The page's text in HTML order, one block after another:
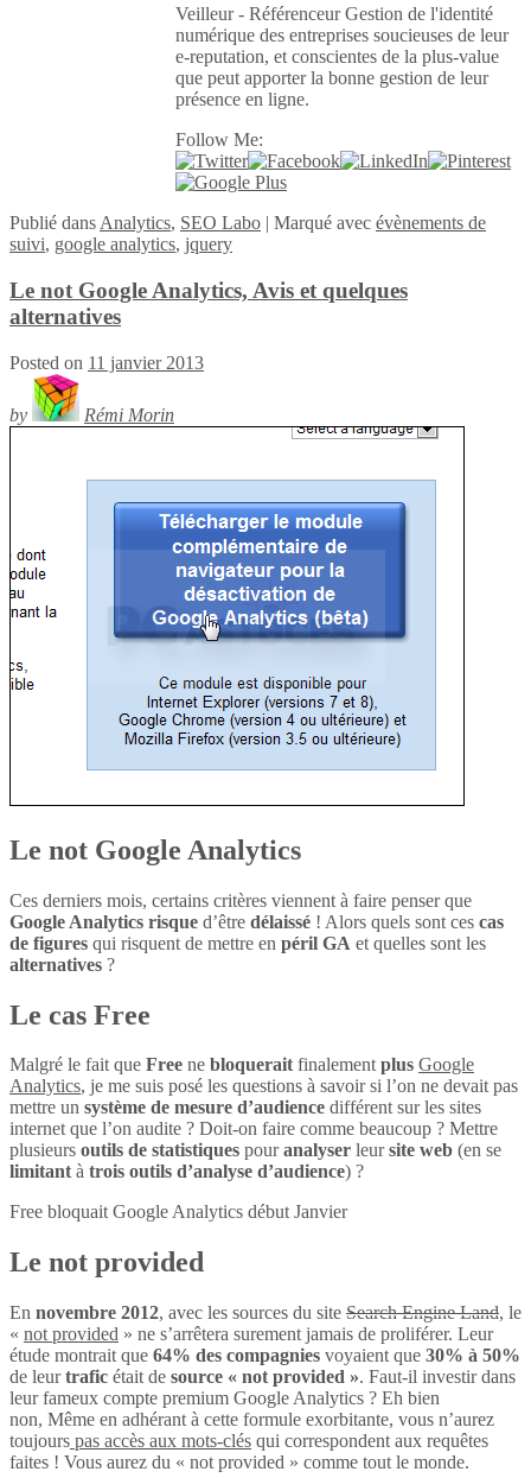
Veilleur - Référenceur Gestion de l'identité
numérique des entreprises soucieuses de leur
e-reputation, et conscientes de la plus-value
que peut apporter la bonne gestion de leur
présence en ligne.
Follow Me:
Publié dans Analytics, SEO Labo | Marqué avec évènements de
suivi, google analytics, jquery
Le not Google Analytics, Avis et quelques
alternatives
Posted on 11 janvier 2013
by Rémi Morin
Le not Google Analytics
Ces derniers mois, certains critères viennent à faire penser que
Google Analytics risque d’être délaissé ! Alors quels sont ces cas
de figures qui risquent de mettre en péril GA et quelles sont les
alternatives ?
Le cas Free
Malgré le fait que Free ne bloqueraitfinalementplus Google
Analytics, je me suis posé les questions à savoir si l’on ne devait pas
mettre un système de mesure d’audience différent sur les sites
internet que l’on audite ? Doit-on faire comme beaucoup ? Mettre
plusieurs outils de statistiques pouranalyser leursite web (en se
limitantà trois outils d’analyse d’audience) ?
Free bloquait Google Analytics début Janvier
Le not provided
En novembre 2012, avec les sources du site Search Engine Land, le
« not provided » ne s’arrêtera surement jamais de proliférer. Leur
étude montrait que 64% des compagnies voyaient que 30% à 50%
de leurtrafic était de source « not provided ». Faut-il investir dans
leur fameux compte premium Google Analytics ? Eh bien
non, Même en adhérant à cette formule exorbitante, vous n’aurez
toujours pas accès aux mots-clés qui correspondent aux requêtes
faites ! Vous aurez du « not provided » comme tout le monde.